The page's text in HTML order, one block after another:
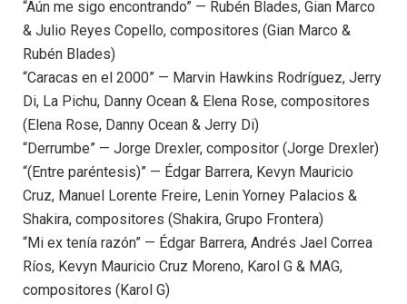
“Aún me sigo encontrando” — Rubén Blades, Gian Marco
& Julio Reyes Copello, compositores (Gian Marco &
Rubén Blades)
“Caracas en el 2000” — Marvin Hawkins Rodríguez, Jerry
Di, La Pichu, Danny Ocean & Elena Rose, compositores
(Elena Rose, Danny Ocean & Jerry Di)
“Derrumbe” — Jorge Drexler, compositor (Jorge Drexler)
“(Entre paréntesis)” — Édgar Barrera, Kevyn Mauricio
Cruz, Manuel Lorente Freire, Lenin Yorney Palacios &
Shakira, compositores (Shakira, Grupo Frontera)
“Mi ex tenía razón” — Édgar Barrera, Andrés Jael Correa
Ríos, Kevyn Mauricio Cruz Moreno, Karol G & MAG,
compositores (Karol G)